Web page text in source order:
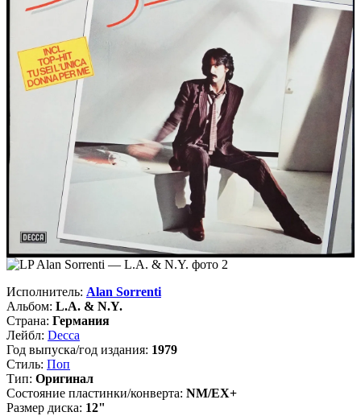
Исполнитель: Alan Sorrenti
Альбом: L.A. & N.Y.
Страна: Германия
Лейбл: Decca
Год выпуска/год издания: 1979
Стиль: Поп
Тип: Оригинал
Состояние пластинки/конверта: NM/EX+
Размер диска: 12"